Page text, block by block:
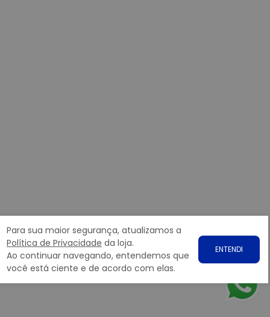
Para sua maior segurança, atualizamos a
Política de Privacidade da loja.
Ao continuar navegando, entendemos que
você está ciente e de acordo com elas.
ENTENDI